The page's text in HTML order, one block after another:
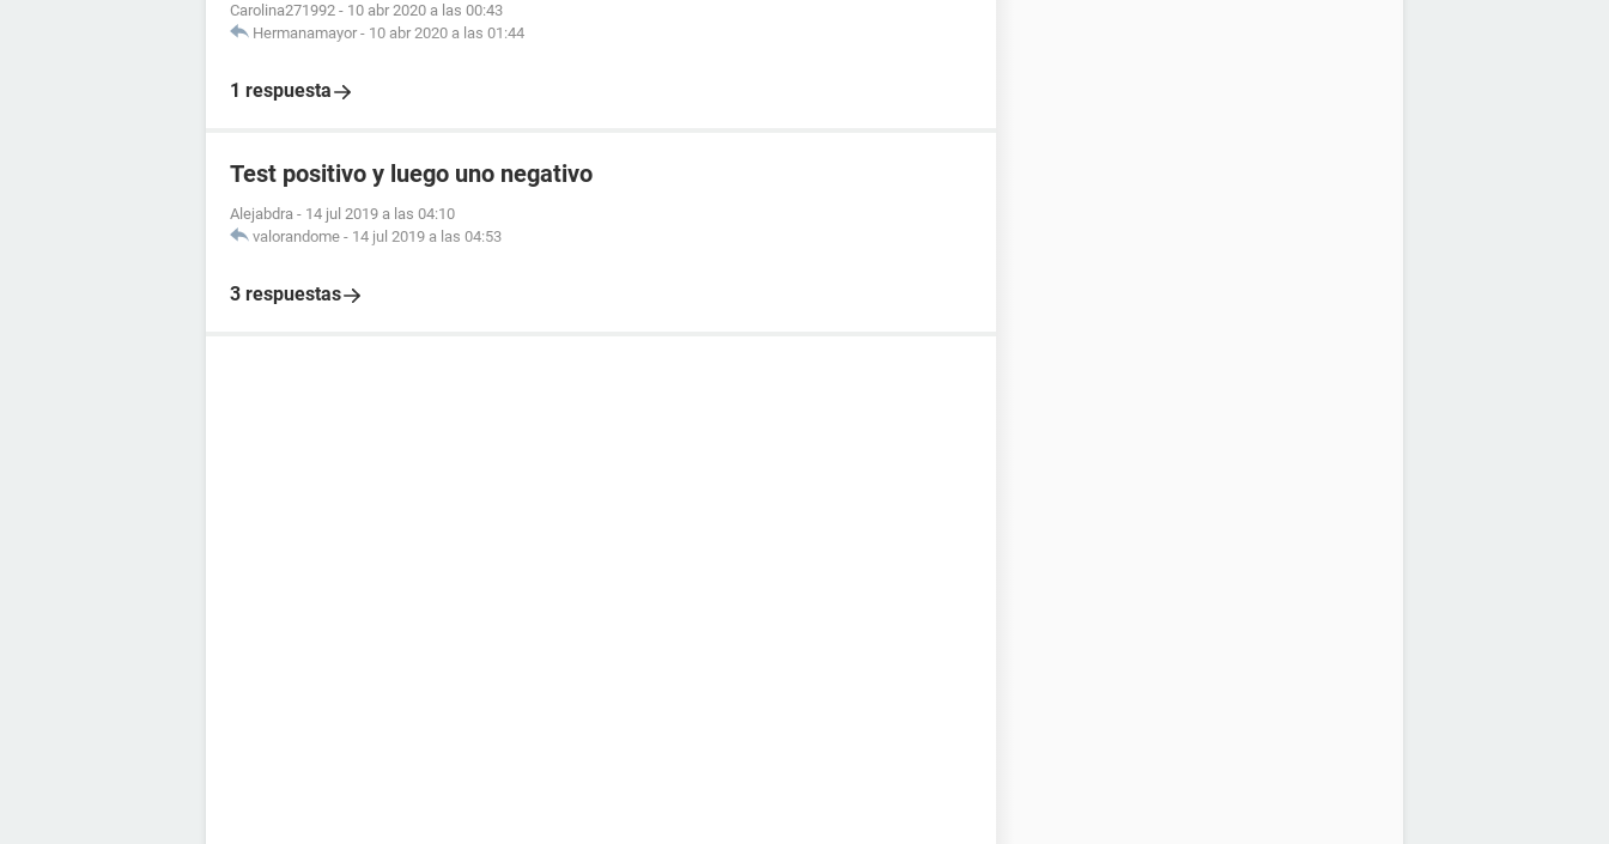
Carolina271992 - 10 abr 2020 a las 00:43
Hermanamayor - 10 abr 2020 a las 01:44
1 respuesta
Test positivo y luego uno negativo
Alejabdra - 14 jul 2019 a las 04:10
valorandome - 14 jul 2019 a las 04:53
3 respuestas